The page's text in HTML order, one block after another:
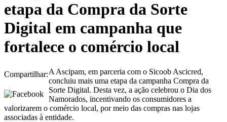
etapa da Compra da Sorte
Digital em campanha que
fortalece o comércio local
Compartilhar:A Ascipam, em parceria com o Sicoob Ascicred,
concluiu mais uma etapa da campanha Compra da
Sorte Digital. Desta vez, a ação celebrou o Dia dos
Namorados, incentivando os consumidores a
valorizarem o comércio local, por meio das compras nas lojas
associadas à entidade.